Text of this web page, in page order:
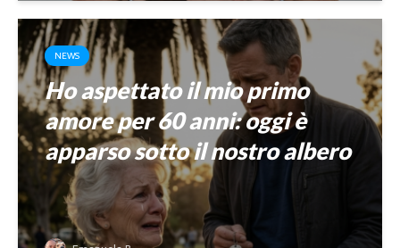
NEWS
Ho aspettato il mio primo
amore per 60 anni: oggi è
apparso sotto il nostro albero